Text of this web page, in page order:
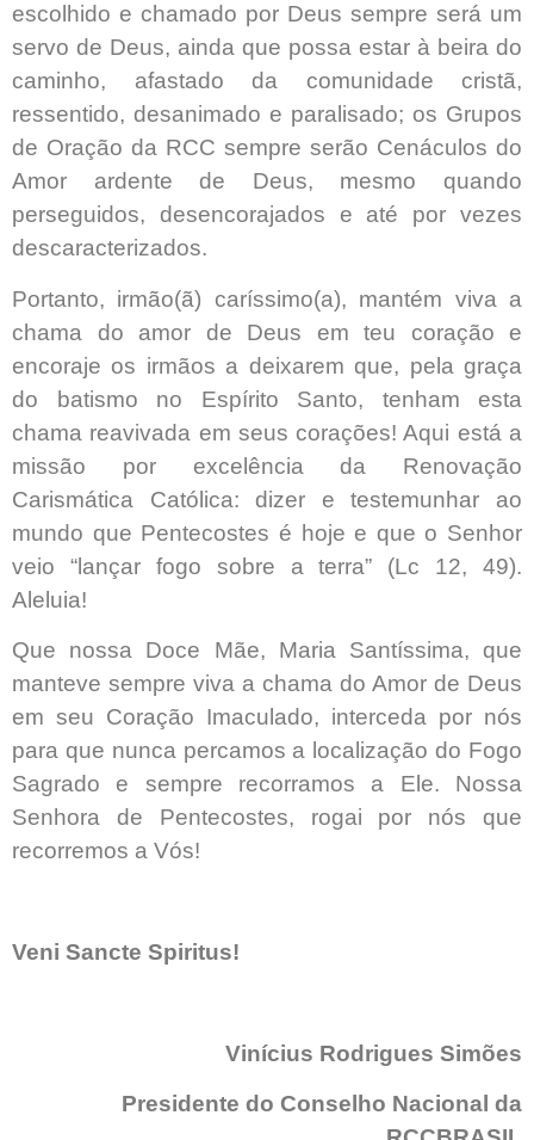
escolhido e chamado por Deus sempre será um
servo de Deus, ainda que possa estar à beira do
caminho, afastado da comunidade cristã,
ressentido, desanimado e paralisado; os Grupos
de Oração da RCC sempre serão Cenáculos do
Amor ardente de Deus, mesmo quando
perseguidos, desencorajados e até por vezes
descaracterizados.
Portanto, irmão(ã) caríssimo(a), mantém viva a
chama do amor de Deus em teu coração e
encoraje os irmãos a deixarem que, pela graça
do batismo no Espírito Santo, tenham esta
chama reavivada em seus corações! Aqui está a
missão por excelência da Renovação
Carismática Católica: dizer e testemunhar ao
mundo que Pentecostes é hoje e que o Senhor
veio “lançar fogo sobre a terra” (Lc 12, 49).
Aleluia!
Que nossa Doce Mãe, Maria Santíssima, que
manteve sempre viva a chama do Amor de Deus
em seu Coração Imaculado, interceda por nós
para que nunca percamos a localização do Fogo
Sagrado e sempre recorramos a Ele. Nossa
Senhora de Pentecostes, rogai por nós que
recorremos a Vós!
Veni Sancte Spiritus!
Vinícius Rodrigues Simões
Presidente do Conselho Nacional da